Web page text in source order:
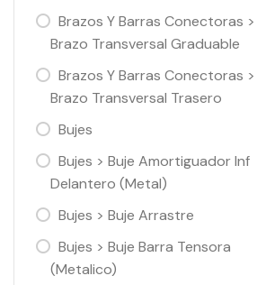
Brazos Y Barras Conectoras >
Brazo Transversal Graduable
Brazos Y Barras Conectoras >
Brazo Transversal Trasero
Bujes
Bujes > Buje Amortiguador Inf
Delantero (Metal)
Bujes > Buje Arrastre
Bujes > Buje Barra Tensora
(Metalico)